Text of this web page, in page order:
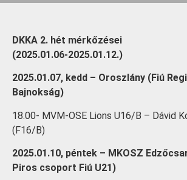
DKKA 2. hét mérkőzései
(2025.01.06-2025.01.12.)
2025.01.07, kedd – Oroszlány (Fiú
Bajnokság)
18.00- MVM-OSE Lions U16/B – Dávid
(F16/B)
2025.01.10, péntek – MKOSZ
Piros csoport Fiú U21)